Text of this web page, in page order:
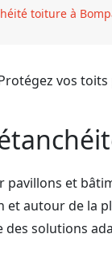
toiture à
vos toits
pavillons et
autour de la
solutions